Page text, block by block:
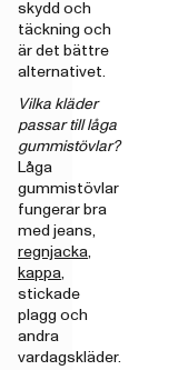
skydd och
täckning och
är det bättre
alternativet.
Vilka kläder
passar till låga
gummistövlar?
Låga
gummistövlar
fungerar bra
med jeans,
regnjacka,
kappa,
stickade
plagg och
andra
vardagskläder.